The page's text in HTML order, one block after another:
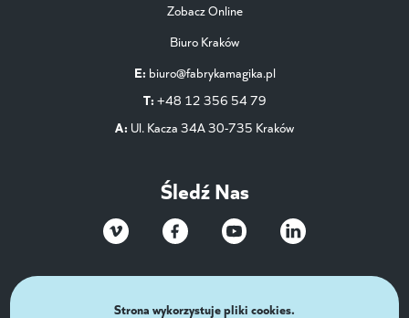
Zobacz Online
Biuro Kraków
E: biuro@fabrykamagika.pl
T: +48 12 356 54 79
A: Ul. Kacza 34A 30-735 Kraków
Śledź Nas
Strona wykorzystuje pliki cookies.